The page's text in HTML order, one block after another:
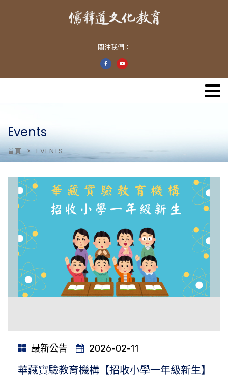
關注我們：
Events
首頁 EVENTS
最新公告 2026-02-11
華藏實驗教育機構【招收小學一年級新生】